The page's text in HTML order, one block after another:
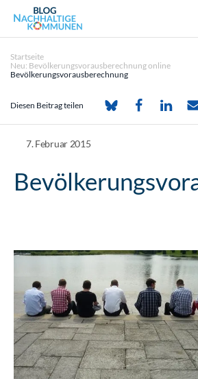
Startseite
Neu: Bevölkerungsvorausberechnung online
Bevölkerungsvorausberechnung
Diesen Beitrag teilen
7. Februar 2015